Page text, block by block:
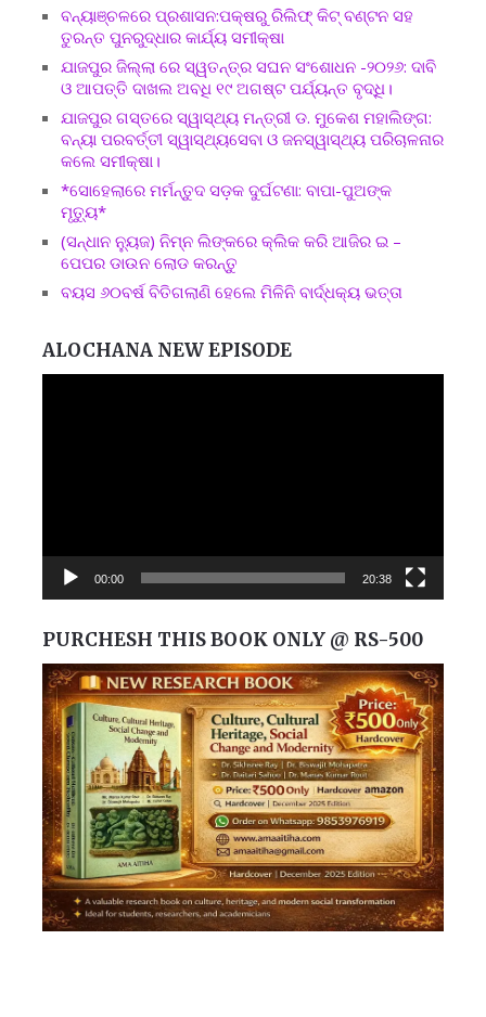
ବନ୍ୟାଞ୍ଚଳରେ ପ୍ରଶାସନ:ପକ୍ଷରୁ ରିଲିଫ୍ କିଟ୍ ବଣ୍ଟନ ସହ
ତୁରନ୍ତ ପୁନରୁଦ୍ଧାର କାର୍ଯ୍ୟ ସମୀକ୍ଷା
ଯାଜପୁର ଜିଲ୍ଲା ରେ ସ୍ୱତନ୍ତ୍ର ସଘନ ସଂଶୋଧନ -୨୦୨୬: ଦାବି
ଓ ଆପତ୍ତି ଦାଖଲ ଅବଧି ୧୯ ଅଗଷ୍ଟ ପର୍ଯ୍ୟନ୍ତ ବୃଦ୍ଧି।
ଯାଜପୁର ଗସ୍ତରେ ସ୍ୱାସ୍ଥ୍ୟ ମନ୍ତ୍ରୀ ଡ. ମୁକେଶ ମହାଲିଙ୍ଗ:
ବନ୍ୟା ପରବର୍ତ୍ତୀ ସ୍ୱାସ୍ଥ୍ୟସେବା ଓ ଜନସ୍ୱାସ୍ଥ୍ୟ ପରିଚାଳନାର
କଲେ ସମୀକ୍ଷା।
*ସୋହେଲାରେ ମର୍ମନ୍ତୁଦ ସଡ଼କ ଦୁର୍ଘଟଣା: ବାପା-ପୁଅଙ୍କ
ମୃତ୍ୟୁ*
(ସନ୍ଧାନ ନ୍ୟୁଜ) ନିମ୍ନ ଲିଙ୍କରେ କ୍ଲିକ କରି ଆଜିର ଇ –
ପେପର ଡାଉନ ଲୋଡ କରନ୍ତୁ
ବୟସ ୬୦ବର୍ଷ ବିତିଗଲାଣି ହେଲେ ମିଳିନି ବାର୍ଦ୍ଧକ୍ୟ ଭତ୍ତା
ALOCHANA NEW EPISODE
00:00 20:38
PURCHESH THIS BOOK ONLY @ RS-500